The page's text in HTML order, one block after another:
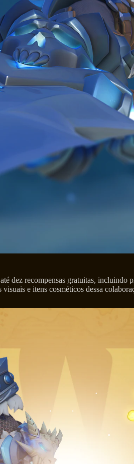
dez recompensas gratuitas,
e itens cosméticos dessa